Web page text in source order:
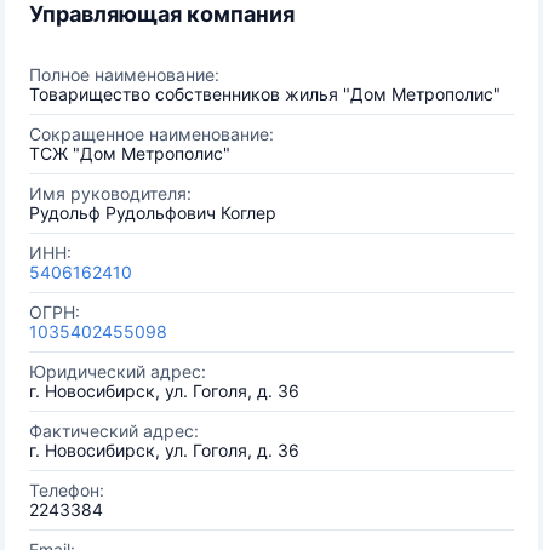
Управляющая компания
Полное наименование:
Товарищество собственников жилья "Дом Метрополис"
Сокращенное наименование:
ТСЖ "Дом Метрополис"
Имя руководителя:
Рудольф Рудольфович Коглер
ИНН:
5406162410
ОГРН:
1035402455098
Юридический адрес:
г. Новосибирск, ул. Гоголя, д. 36
Фактический адрес:
г. Новосибирск, ул. Гоголя, д. 36
Телефон:
2243384